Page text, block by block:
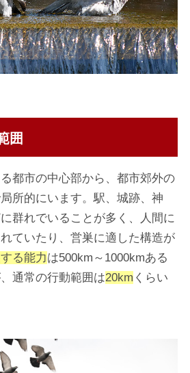
囲
都市の中心部から、都市郊外の
所的にいます。駅、城跡、神
群れでいることが多く、人間に
ていたり、営巣に適した構造が
る能力は500km～1000kmある
通常の行動範囲は20km くらい